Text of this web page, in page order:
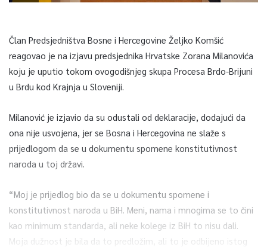
Član Predsjedništva Bosne i Hercegovine Željko Komšić
reagovao je na izjavu predsjednika Hrvatske Zorana Milanovića
koju je uputio tokom ovogodišnjeg skupa Procesa Brdo-Brijuni
u Brdu kod Krajnja u Sloveniji.
Milanović je izjavio da su odustali od deklaracije, dodajući da
ona nije usvojena, jer se Bosna i Hercegovina ne slaže s
prijedlogom da se u dokumentu spomene konstitutivnost
naroda u toj državi.
“Moj je prijedlog bio da se u dokumentu spomene i
konstitutivnost naroda u BiH. Meni, nama i mnogima se to čini
kao minimum standarda, ali neke kolege iz BiH to nisu dali.
Moja dužnost je bila da to predložim, ali to je odbijeno istog